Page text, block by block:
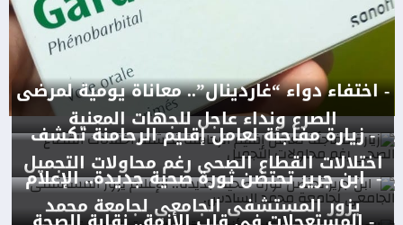
- اختفاء دواء “غاردينال”.. معاناة يومية لمرضى
الصرع ونداء عاجل للجهات المعنية
- زيارة مفاجئة لعامل إقليم الرحامنة تكشف
اختلالات القطاع الصحي رغم محاولات التجميل
- ابن جرير تحتضن ثورة صحية جديدة.. الإعلام
يزور المستشفى الجامعي لجامعة محمد